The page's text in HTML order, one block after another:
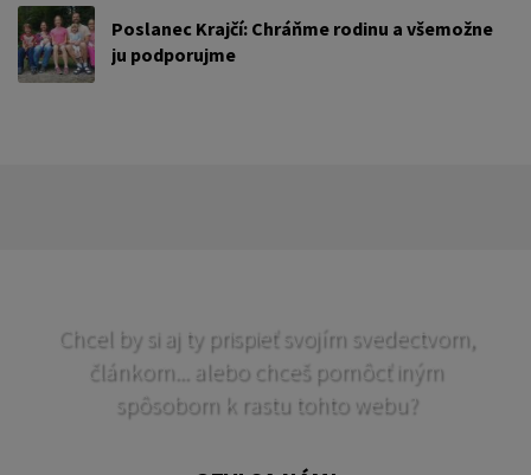
Poslanec Krajčí: Chráňme rodinu a všemožne
ju podporujme
Chcel by si aj ty prispieť svojím svedectvom,
článkom... alebo chceš pomôcť iným
spôsobom k rastu tohto webu?